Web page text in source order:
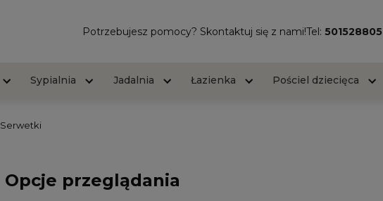
Potrzebujesz pomocy? Skontaktuj się z nami!Tel:501528805
Sypialnia Jadalnia Łazienka Pościel dziecięca
Serwetki
Opcje przeglądania